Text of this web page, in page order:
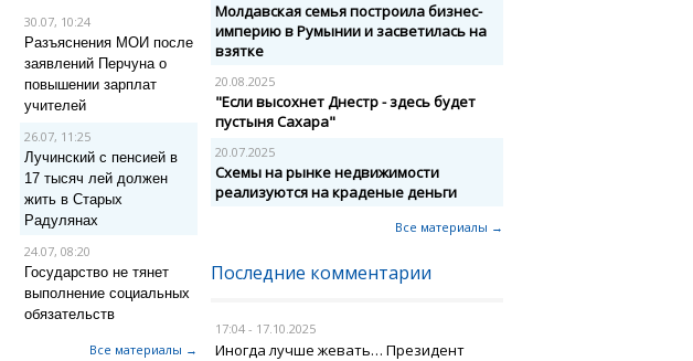
30.07, 10:24
Разъяснения МОИ после
заявлений Перчуна о
повышении зарплат
учителей
26.07, 11:25
Лучинский с пенсией в
17 тысяч лей должен
жить в Старых
Радулянах
24.07, 08:20
Государство не тянет
выполнение социальных
обязательств
Все материалы →
Молдавская семья построила бизнес-
империю в Румынии и засветилась на
взятке
20.08.2025
"Если высохнет Днестр - здесь будет
пустыня Сахара"
20.07.2025
Схемы на рынке недвижимости
реализуются на краденые деньги
Все материалы →
Последние комментарии
17:04 - 17.10.2025
Иногда лучше жевать… Президент